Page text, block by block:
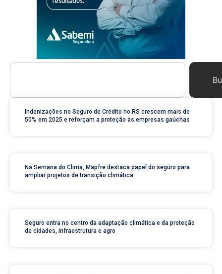
Indenizações no Seguro de Crédito no RS crescem mais de
50% em 2025 e reforçam a proteção às empresas gaúchas
Na Semana do Clima, Mapfre destaca papel do seguro para
ampliar projetos de transição climática
Seguro entra no centro da adaptação climática e da proteção
de cidades, infraestrutura e agro